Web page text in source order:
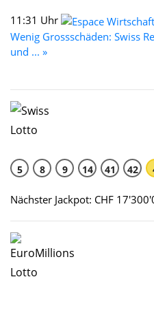
11:31 Uhr
Wenig Grossschäden: Swiss
und ... »
5 8 9 14 41 42
Nächster Jackpot: CHF